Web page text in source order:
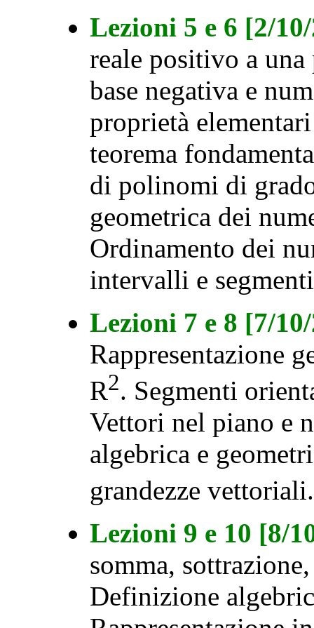
Lezioni 5 e 6 [2/
reale positivo a una
base negativa e
proprietà
teorema
di polinomi di
geometrica dei
Ordinamento dei
intervalli e
Lezioni 7 e 8 [7/
Rappresentazione
R2. Segmenti
Vettori nel piano e
algebrica e
grandezze
Lezioni 9 e 10 [8/
somma,
Definizione